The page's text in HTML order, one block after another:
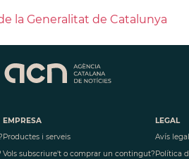
la Generalitat de Catalunya
EMPRESA
Productes i serveis
Vols subscriure't o comprar un contingut?
LEGAL
Avís legal
Política